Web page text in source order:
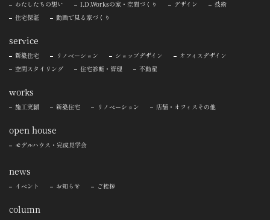
わたしたちの想い I.D.Worksの家・空間づくり デザイン 技術
住宅保証 動画で見る家づくり
service
新築住宅 リノベーション ショップデザイン オフィスデザイン
空間スタイリング 住宅診断・管理 不動産
works
施工実績 新築住宅 リノベーション 店舗・オフィスその他
open house
モデルハウス・完成見学会
news
イベント お知らせ ご挨拶
column